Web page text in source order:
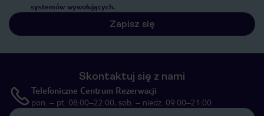
systemów wywołujących.
Zapisz się
Skontaktuj się z nami
Telefoniczne Centrum Rezerwacji
pon. – pt. 08:00–22:00, sob. – niedz. 09:00–21:00